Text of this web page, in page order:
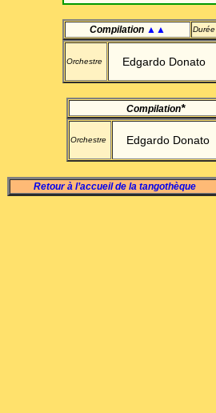
Compilation ▲▲ Durée
Orchestre Edgardo Donato
Compilation*
Orchestre Edgardo Donato
Retour à l’accueil de la tangothèque